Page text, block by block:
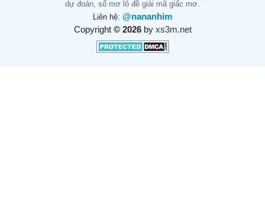
dự đoán, sổ mơ lô đề giải mã giấc mơ.
Liên hệ: @nananhim
Copyright © 2026by xs3m.net